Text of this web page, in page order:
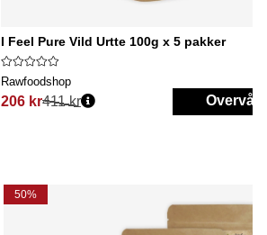
I Feel Pure Vild Urtte 100g x 5 pakker
Rawfoodshop
206 kr
Normalpris:
411 kr Overvåg
50%